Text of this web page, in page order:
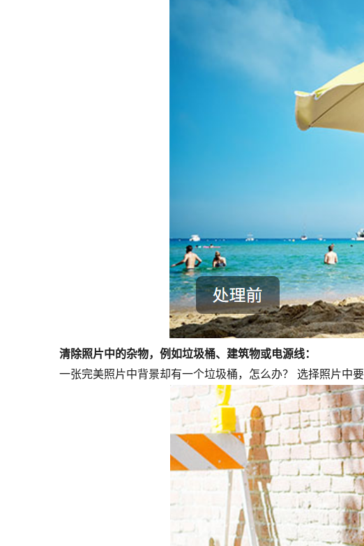
清除照片中的杂物，例如垃圾桶、建筑物或电源线：
一张完美照片中背景却有一个垃圾桶，怎么办？ 选择照片中